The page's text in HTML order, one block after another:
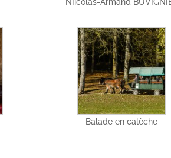
Balade en calèche